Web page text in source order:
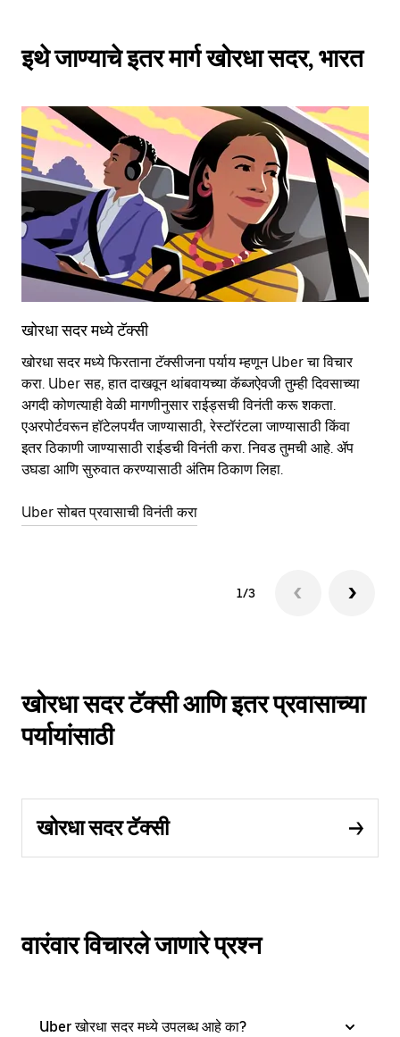
इथे जाण्याचे इतर मार्ग खोरधा सदर, भारत
खोरधा सदर मध्ये टॅक्सी
खोरधा सदर मध्ये फिरताना टॅक्सीजना पर्याय म्हणून Uber चा विचार
करा. Uber सह, हात दाखवून थांबवायच्या कॅब्जऐवजी तुम्ही दिवसाच्या
अगदी कोणत्याही वेळी मागणीनुसार राईड्सची विनंती करू शकता.
एअरपोर्टवरून हॉटेलपर्यंत जाण्यासाठी, रेस्टॉरंटला जाण्यासाठी किंवा
इतर‍ ठिकाणी जाण्यासाठी राईडची विनंती करा. निवड तुमची आहे. ॲप
उघडा आणि सुरुवात करण्यासाठी अंतिम ठिकाण लिहा.
Uber सोबत प्रवासाची विनंती करा
1/3
खोरधा सदर टॅक्सी आणि इतर प्रवासाच्या
पर्यायांसाठी
खोरधा सदर टॅक्सी
वारंवार विचारले जाणारे प्रश्न
Uber खोरधा सदर मध्ये उपलब्ध आहे का?